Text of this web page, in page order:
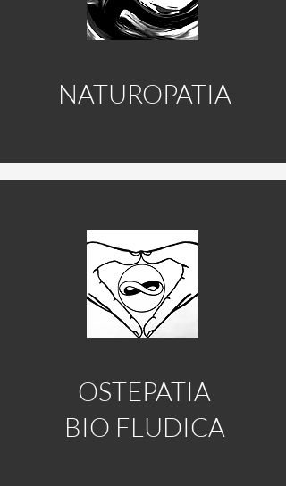
NATUROPATIA
OSTEPATIA
BIO FLUDICA